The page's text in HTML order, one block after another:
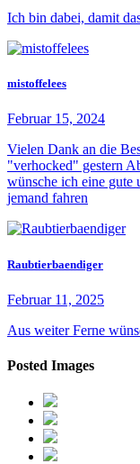
Ich bin dabei, damit
mistoffelees
Februar 15, 2024
Vielen Dank an die
"verhocked" gestern
wünsche ich eine gute
jemand fahren
Raubtierbaendiger
Februar 11, 2025
Aus weiter Ferne
Posted Images